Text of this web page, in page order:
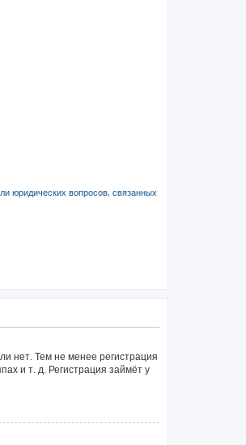
юридических вопросов, связанных
нет. Тем не менее регистрация
и т. д. Регистрация займёт у